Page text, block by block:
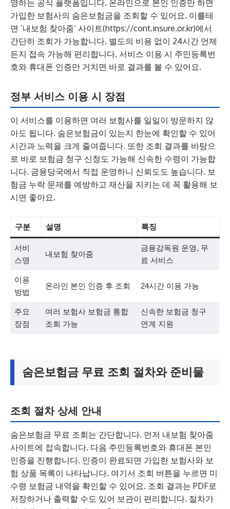
영하는 공식 플랫폼입니다. 온라인으로 본인 인증만 하면
가입한 보험사의 숨은보험금을 조회할 수 있어요. 이를테
면 ‘내보험 찾아줌’ 사이트(https://cont.insure.or.kr)에서
간단히 조회가 가능합니다. 별도의 비용 없이 24시간 언제
든지 접속 가능해 편리합니다. 서비스 이용 시 주민등록번
호와 휴대폰 인증만 거치면 바로 결과를 볼 수 있어요.
정부 서비스 이용 시 장점
이 서비스를 이용하면 여러 보험사를 일일이 방문하지 않
아도 됩니다. 숨은보험금이 있는지 한눈에 확인할 수 있어
시간과 노력을 크게 줄여줍니다. 또한 조회 결과를 바탕으
로 바로 보험금 청구 신청도 가능해 신속한 수령이 가능합
니다. 금융당국에서 직접 운영하니 신뢰도도 높습니다. 보
험금 누락 문제를 예방하고 재산을 지키는 데 꼭 활용해 보
시면 좋아요.
구분 설명 특징
서비
스명
내보험 찾아줌
금융감독원 운영, 무
료 서비스
이용
방법
온라인 본인 인증 후 조회 24시간 이용 가능
주요
장점
여러 보험사 보험금 통합
조회 가능
신속한 보험금 청구
연계 지원
숨은보험금 무료 조회 절차와 준비물
조회 절차 상세 안내
숨은보험금 무료 조회는 간단합니다. 먼저 내보험 찾아줌
사이트에 접속합니다. 다음 주민등록번호와 휴대폰 본인
인증을 진행합니다. 인증이 완료되면 가입한 보험사와 보
험 상품 목록이 나타납니다. 여기서 조회 버튼을 누르면 미
수령 보험금 내역을 확인할 수 있어요. 조회 결과는 PDF로
저장하거나 출력할 수도 있어 보관이 편리합니다. 절차가